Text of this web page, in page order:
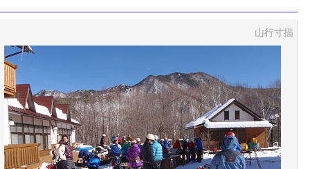
山行寸描